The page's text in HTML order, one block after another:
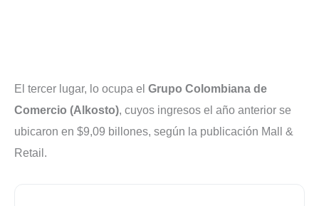
El tercer lugar, lo ocupa el Grupo Colombiana de
Comercio (Alkosto), cuyos ingresos el año anterior se
ubicaron en $9,09 billones, según la publicación Mall &
Retail.